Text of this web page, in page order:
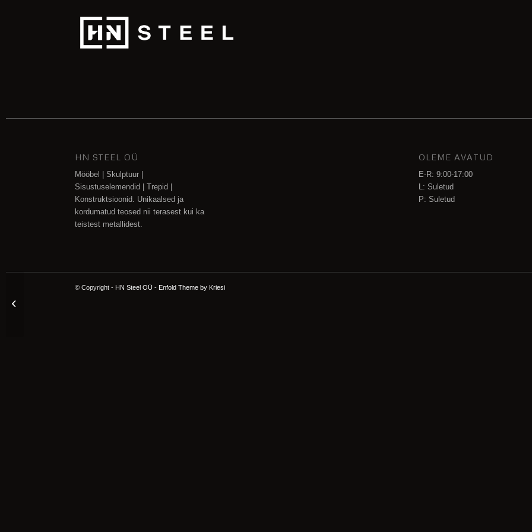
HN STEEL OÜ
Mööbel | Skulptuur |
Sisustuselemendid | Trepid |
Konstruktsioonid. Unikaalsed ja
kordumatud teosed nii terasest kui ka
teistest metallidest.
OLEME AVATUD
E-R: 9:00-17:00
L: Suletud
P: Suletud
© Copyright - HN Steel OÜ - Enfold Theme by Kriesi